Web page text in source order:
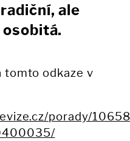
ale
tomto odkaze v
porady/